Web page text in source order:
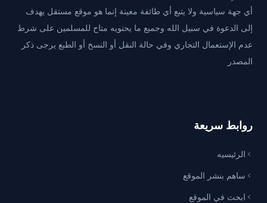
أي جهة سياسية ولا يتبع أي طائفة معينة إنما هو موقع مستقل يهدف
إلى الدعوة في سبيل الله وجميع ما يحتويه متاح للمسلمين على شرط
عدم الإستعمال التجاري وفي حالة النقل أو النسخ أو الطبع يرجى ذكر
المصدر
روابط سريعة
الرئيسيه
ساهم بنشر الموقع
ابحث في الموقع